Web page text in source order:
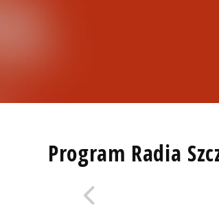
Program Radia